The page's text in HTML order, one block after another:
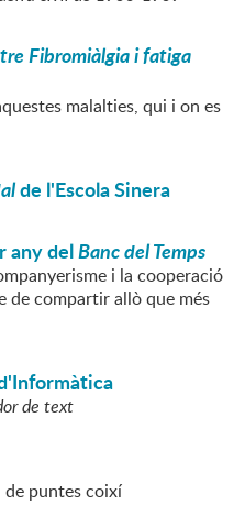
Fibromiàlgia i fatiga
malalties, qui i on es
de l'Escola Sinera
any delBanc del Temps
i la cooperació
de compartir allò que més
de text
de puntes coixí